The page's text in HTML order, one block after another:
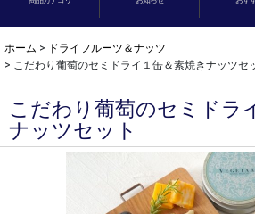
ホーム > ドライフルーツ＆ナッツ
> こだわり葡萄のセミドライ１缶＆素焼きナッツセ
こだわり葡萄のセミドラ
ナッツセット